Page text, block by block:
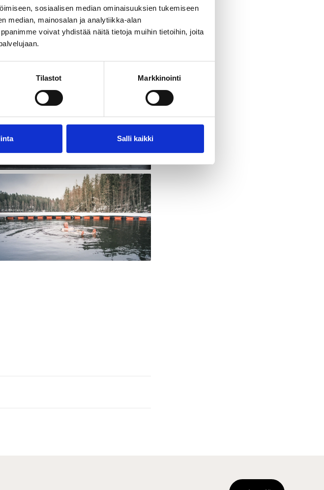
sosiaalisen median ominaisuuksien tukemiseen
median, mainosalan ja analytiikka-alan
voivat yhdistää näitä tietoja muihin tietoihin, joita
Tilastot Markkinointi
Salli kaikki
lisäksi kaikkien käytössä
pukuhuoneen eteisessä.
oman porukan käyttöön.